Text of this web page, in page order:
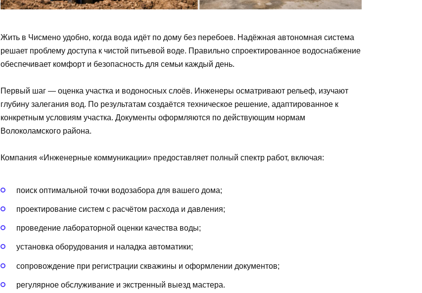
Жить в Чисмено удобно, когда вода идёт по дому без перебоев. Надёжная автономная система
решает проблему доступа к чистой питьевой воде. Правильно спроектированное водоснабжение
обеспечивает комфорт и безопасность для семьи каждый день.
Первый шаг — оценка участка и водоносных слоёв. Инженеры осматривают рельеф, изучают
глубину залегания вод. По результатам создаётся техническое решение, адаптированное к
конкретным условиям участка. Документы оформляются по действующим нормам
Волоколамского района.
Компания «Инженерные коммуникации» предоставляет полный спектр работ, включая:
поиск оптимальной точки водозабора для вашего дома;
проектирование систем с расчётом расхода и давления;
проведение лабораторной оценки качества воды;
установка оборудования и наладка автоматики;
сопровождение при регистрации скважины и оформлении документов;
регулярное обслуживание и экстренный выезд мастера.